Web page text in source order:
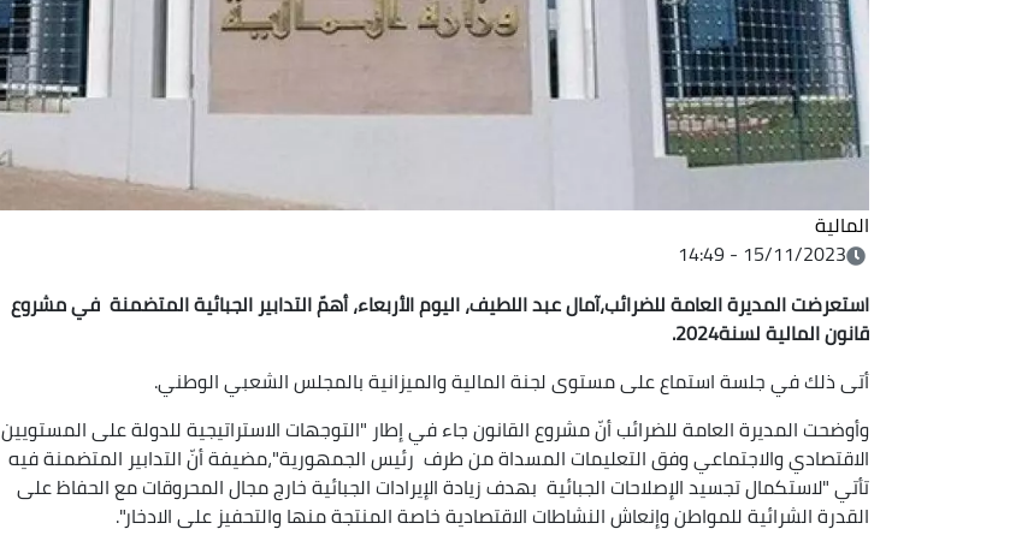
المالية
15/11/2023 - 14:49
استعرضت المديرة العامة للضرائب،آمال عبد اللطيف، اليوم الأربعاء، أهمّ التدابير الجبائية المتضمنة في مشروع
قانون المالية لسنة2024.
أتى ذلك في جلسة استماع على مستوى لجنة المالية والميزانية بالمجلس الشعبي الوطني.
وأوضحت المديرة العامة للضرائب أنّ مشروع القانون جاء في إطار "التوجهات الاستراتيجية للدولة على المستويين
الاقتصادي والاجتماعي وفق التعليمات المسداة من طرف رئيس الجمهورية"،مضيفة أنّ التدابير المتضمنة فيه
تأتي "لاستكمال تجسيد الإصلاحات الجبائية بهدف زيادة الإيرادات الجبائية خارج مجال المحروقات مع الحفاظ على
القدرة الشرائية للمواطن وإنعاش النشاطات الاقتصادية خاصة المنتجة منها والتحفيز على الادخار".